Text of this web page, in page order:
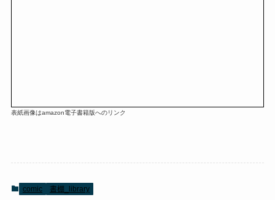
表紙画像はamazon電子書籍版へのリンク
comic 書棚_library